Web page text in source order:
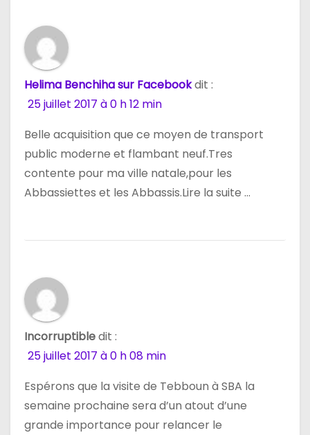
Helima Benchiha sur Facebookdit :
25 juillet 2017 à 0 h 12 min
Belle acquisition que ce moyen de transport
public moderne et flambant neuf.Tres
contente pour ma ville natale,pour les
Abbassiettes et les Abbassis.Lire la suite …
Incorruptibledit :
25 juillet 2017 à 0 h 08 min
Espérons que la visite de Tebboun à SBA la
semaine prochaine sera d’un atout d’une
grande importance pour relancer le